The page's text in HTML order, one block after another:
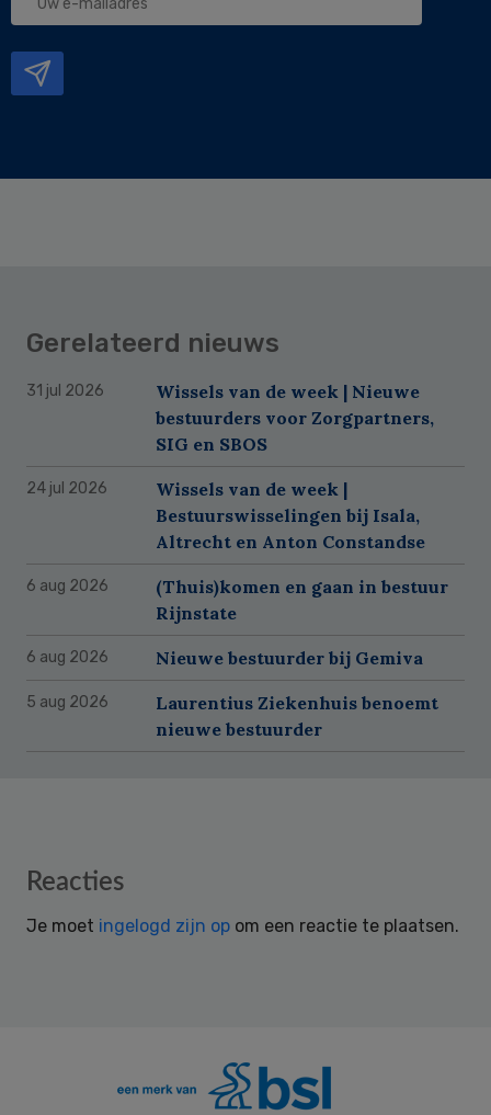
Gerelateerd nieuws
31 jul 2026
Wissels van de week | Nieuwe
bestuurders voor Zorgpartners,
SIG en SBOS
24 jul 2026
Wissels van de week |
Bestuurswisselingen bij Isala,
Altrecht en Anton Constandse
6 aug 2026
(Thuis)komen en gaan in bestuur
Rijnstate
6 aug 2026 Nieuwe bestuurder bij Gemiva
5 aug 2026
Laurentius Ziekenhuis benoemt
nieuwe bestuurder
Reader
Reacties
Je moet ingelogd zijn op om een reactie te plaatsen.